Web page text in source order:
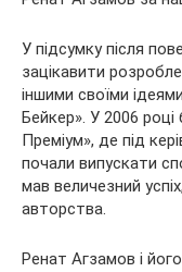
У підсумку після
зацікавити
іншими своїми ідеями
Бейкер». У 2006
Преміум», де під
почали випускати
мав величезний
авторства.
Ренат Агзамов і